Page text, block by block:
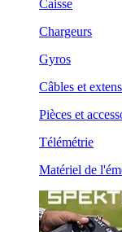
Caisse
Chargeurs
Gyros
Câbles et
Pièces et
Télémétrie
Matériel de